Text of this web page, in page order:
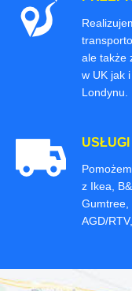
ale także
w UK jak
Londynu.
z Ikea,
Gumtree,
AGD/